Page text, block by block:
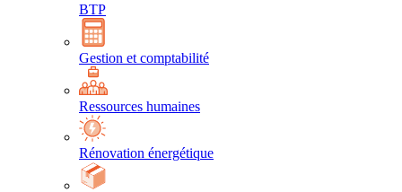
BTP
Gestion et comptabilité
Ressources humaines
Rénovation énergétique